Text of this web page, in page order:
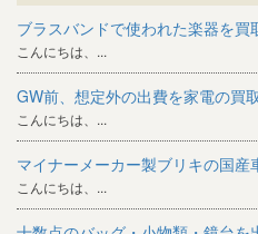
ブラスバンドで使われた楽器を買
こんにちは、...
GW前、想定外の出費を家電の買
こんにちは、...
マイナーメーカー製ブリキの国産
こんにちは、...